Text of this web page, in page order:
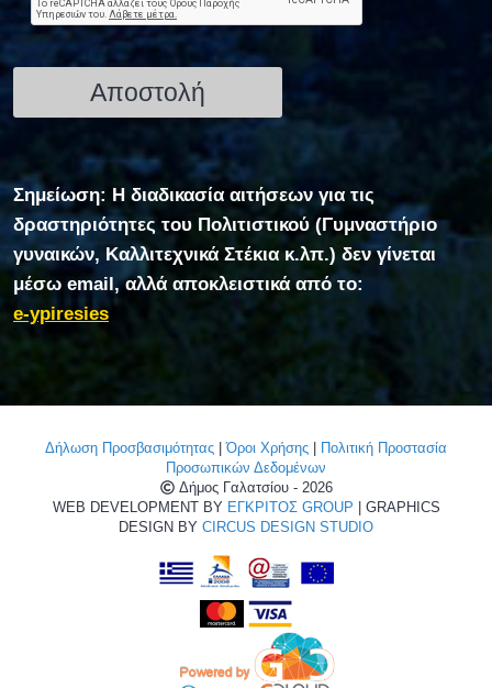
Σημείωση: Η διαδικασία αιτήσεων για τις
δραστηριότητες του Πολιτιστικού (Γυμναστήριο
γυναικών, Καλλιτεχνικά Στέκια κ.λπ.) δεν γίνεται
μέσω email, αλλά αποκλειστικά από το:
e-ypiresies
Δήλωση Προσβασιμότητας |Όροι Χρήσης
Πολιτική Προστασία
Προσωπικών Δεδομένων
Δήμος Γαλατσίου - 2026
WEB DEVELOPMENT BY ΕΓΚΡΙΤΟΣ GROUP | GRAPHICS
DESIGN BY CIRCUS DESIGN STUDIO